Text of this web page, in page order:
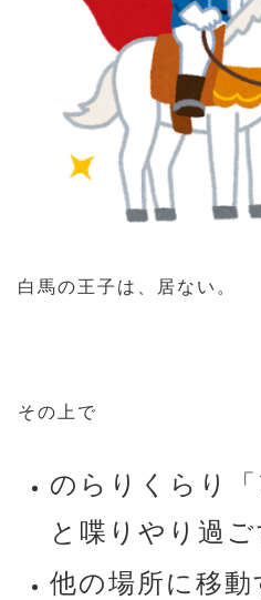
白馬の王子は、居ない。
その上で
のらりくらり「
と喋りやり過ご
他の場所に移動